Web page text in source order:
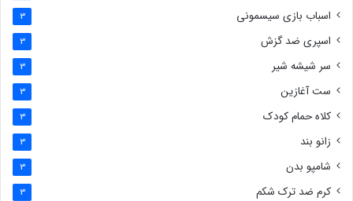
اسباب بازی سیسمونی 3
اسپری ضد گزش 3
سر شیشه شیر 3
ست آغازین 3
کلاه حمام کودک 3
زانو بند 3
شامپو بدن 3
کرم ضد ترک شکم 3